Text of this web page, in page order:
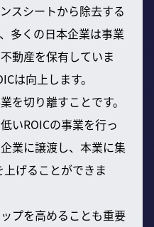
スシートから除去する
多くの日本企業は事業
動産を保有していま
は向上します。
を切り離すことです。
いROICの事業を行っ
業に譲渡し、本業に集
げることができま
プを高めることも重要